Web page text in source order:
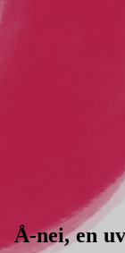
Å-nei, en